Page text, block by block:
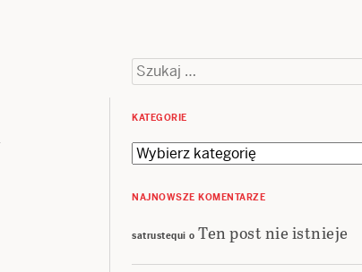
Szukaj:
KATEGORIE
Kategorie
NAJNOWSZE KOMENTARZE
satrustequi o Ten post nie istnieje